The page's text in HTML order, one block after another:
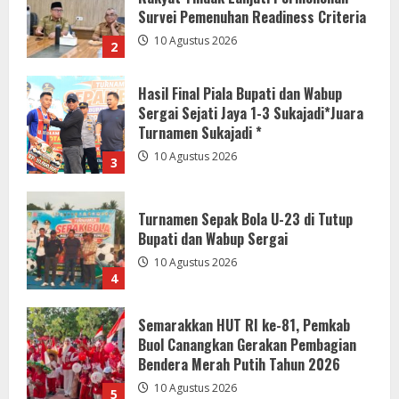
3
Turnamen Sukajadi *
10 Agustus 2026
4
Turnamen Sepak Bola U-23 di Tutup
Bupati dan Wabup Sergai
10 Agustus 2026
5
Semarakkan HUT RI ke-81, Pemkab
Buol Canangkan Gerakan Pembagian
Bendera Merah Putih Tahun 2026
10 Agustus 2026
1
HUT ke-9 RSUD Cikalongwetan, Bupati
Jeje: Perkuat Disiplin dan Wujudkan
Pelayanan Humanis
10 Agustus 2026